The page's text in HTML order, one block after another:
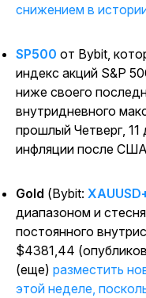
снижением в
SP500 от Bybit,
индекс акций S&P
ниже своего
внутридневного
прошлый Четверг, 11
инфляции после США
Gold (Bybit:
диапазоном и
постоянного
$4381,44
(еще) разместить
этой неделе,